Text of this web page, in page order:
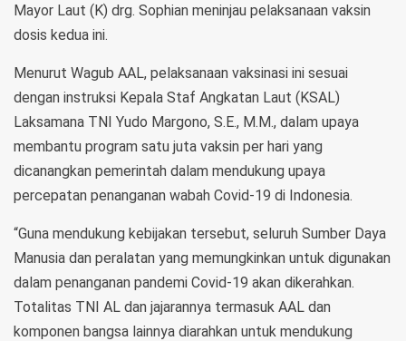
Mayor Laut (K) drg. Sophian meninjau pelaksanaan vaksin
dosis kedua ini.
Menurut Wagub AAL, pelaksanaan vaksinasi ini sesuai
dengan instruksi Kepala Staf Angkatan Laut (KSAL)
Laksamana TNI Yudo Margono, S.E., M.M., dalam upaya
membantu program satu juta vaksin per hari yang
dicanangkan pemerintah dalam mendukung upaya
percepatan penanganan wabah Covid-19 di Indonesia.
“Guna mendukung kebijakan tersebut, seluruh Sumber Daya
Manusia dan peralatan yang memungkinkan untuk digunakan
dalam penanganan pandemi Covid-19 akan dikerahkan.
Totalitas TNI AL dan jajarannya termasuk AAL dan
komponen bangsa lainnya diarahkan untuk mendukung